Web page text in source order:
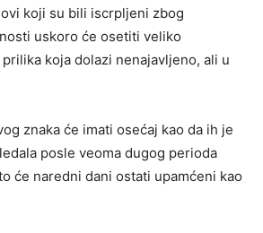
koji su bili iscrpljeni zbog
uskoro će osetiti veliko
koja dolazi nenajavljeno, ali u
znaka će imati osećaj kao da ih je
posle veoma dugog perioda
će naredni dani ostati upamćeni kao